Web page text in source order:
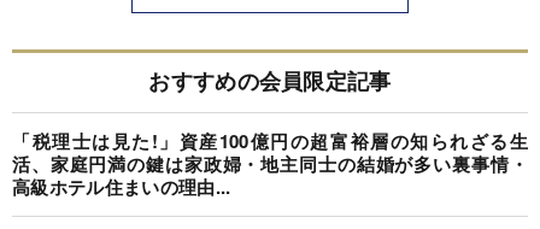
おすすめの会員限定記事
「税理士は見た!」資産100億円の超富裕層の知られざる生
活、家庭円満の鍵は家政婦・地主同士の結婚が多い裏事情・
高級ホテル住まいの理由...